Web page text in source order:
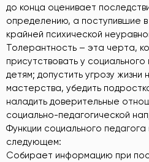
до конца оценивает
определению, а поступившие
крайней психической
Толерантность – эта черта,
присутствовать у
детям; допустить угрозу жизни
мастерства, убедить
наладить доверительные
социально-педагогической
Функции социального
следующем:
Собирает информацию при